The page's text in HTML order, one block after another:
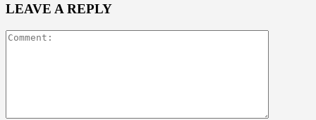
LEAVE A REPLY